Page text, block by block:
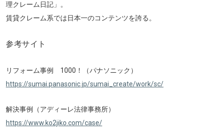
理クレーム日記」。
賃貸クレーム系では日本一のコンテンツを誇る。
参考サイト
リフォーム事例 1000！（パナソニック）
https://sumai.panasonic.jp/sumai_create/work/sc/
解決事例（アディーレ法律事務所）
https://www.ko2jiko.com/case/